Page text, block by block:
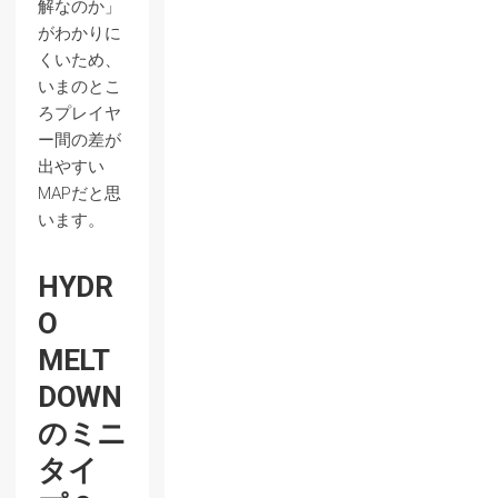
解なのか」
がわかりに
くいため、
いまのとこ
ろプレイヤ
ー間の差が
出やすい
MAPだと思
います。
HYDR
O
MELT
DOWN
のミニ
タイ